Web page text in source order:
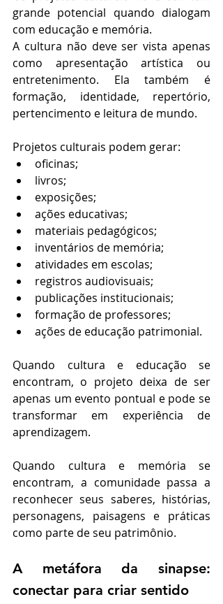
grande potencial quando dialogam
com educação e memória.
A cultura não deve ser vista apenas
como apresentação artística ou
entretenimento. Ela também é
formação, identidade, repertório,
pertencimento e leitura de mundo.
Projetos culturais podem gerar:
oficinas;
livros;
exposições;
ações educativas;
materiais pedagógicos;
inventários de memória;
atividades em escolas;
registros audiovisuais;
publicações institucionais;
formação de professores;
ações de educação patrimonial.
Quando cultura e educação se
encontram, o projeto deixa de ser
apenas um evento pontual e pode se
transformar em experiência de
aprendizagem.
Quando cultura e memória se
encontram, a comunidade passa a
reconhecer seus saberes, histórias,
personagens, paisagens e práticas
como parte de seu patrimônio.
A metáfora da sinapse:
conectar para criar sentido